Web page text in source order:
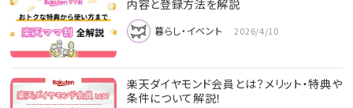
内容と登録方法を解説
暮らし・イベント 2026/4/10
楽天ダイヤモンド会員とは？メリット・特典や
条件について解説！